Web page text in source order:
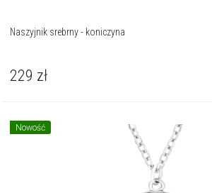
Naszyjnik srebrny - koniczyna
229 zł
Nowość